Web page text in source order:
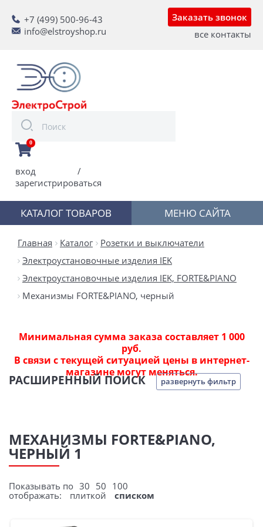
+7 (499) 500-96-43
info@elstroyshop.ru
Заказать звонок
все контакты
0
вход
/
зарегистрироваться
КАТАЛОГ ТОВАРОВ МЕНЮ САЙТА
Главная Каталог
Розетки и выключатели
Электроустановочные изделия IEK
Электроустановочные изделия IEK, FORTE&PIANO
Механизмы FORTE&PIANO, черный
Минимальная сумма заказа составляет 1 000
руб.
В связи с текущей ситуацией цены в интернет-
магазине могут меняться.
РАСШИРЕННЫЙ ПОИСК развернуть фильтр
МЕХАНИЗМЫ FORTE&PIANO,
ЧЕРНЫЙ 1
Показывать по 30 50 100
отображать:
плиткой списком